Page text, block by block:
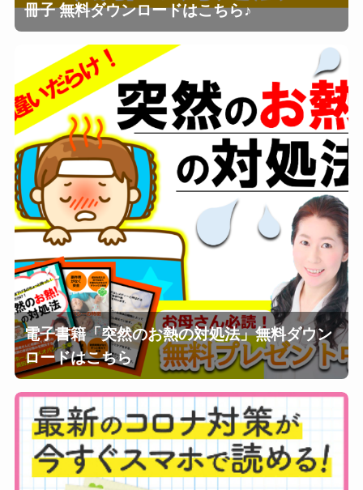
冊子 無料ダウンロードはこちら♪
電子書籍「突然のお熱の対処法」無料ダウン
ロードはこちら